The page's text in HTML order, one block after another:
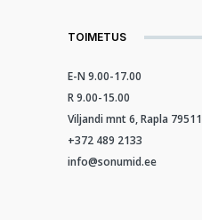
TOIMETUS
E-N 9.00-17.00
R 9.00-15.00
Viljandi mnt 6, Rapla 79511
+372 489 2133
info@sonumid.ee